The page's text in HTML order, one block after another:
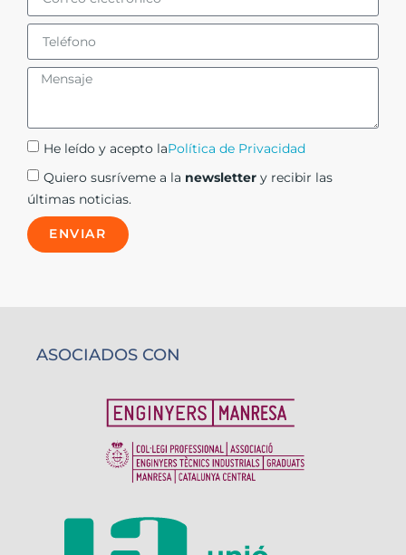
He leído y acepto laPolítica de Privacidad
Quiero susríveme a la newsletter y recibir las
últimas noticias.
ENVIAR
ASOCIADOS CON